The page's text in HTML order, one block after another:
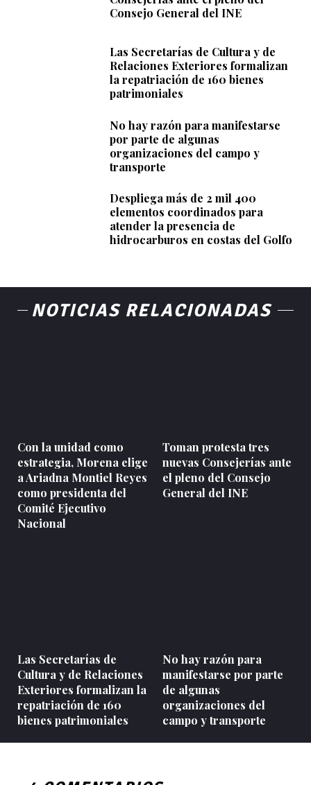
Consejo General del INE
Las Secretarías de Cultura y de
Relaciones Exteriores formalizan
la repatriación de 160 bienes
patrimoniales
No hay razón para manifestarse
por parte de algunas
organizaciones del campo y
transporte
Despliega más de 2 mil 400
elementos coordinados para
atender la presencia de
hidrocarburos en costas del Golfo
NOTICIAS RELACIONADAS
Con la unidad como
estrategia, Morena elige
a Ariadna Montiel Reyes
como presidenta del
Comité Ejecutivo
Nacional
Toman protesta tres
nuevas Consejerías ante
el pleno del Consejo
General del INE
Las Secretarías de
Cultura y de Relaciones
Exteriores formalizan la
repatriación de 160
bienes patrimoniales
No hay razón para
manifestarse por parte
de algunas
organizaciones del
campo y transporte